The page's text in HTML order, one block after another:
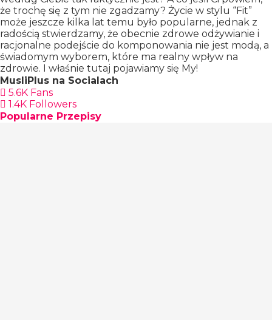
że trochę się z tym nie zgadzamy? Życie w stylu “Fit”
może jeszcze kilka lat temu było popularne, jednak z
radością stwierdzamy, że obecnie zdrowe odżywianie i
racjonalne podejście do komponowania nie jest modą, a
świadomym wyborem, które ma realny wpływ na
zdrowie. I właśnie tutaj pojawiamy się My!
MusliPlus na Socialach
5.6K Fans
1.4K Followers
Popularne Przepisy